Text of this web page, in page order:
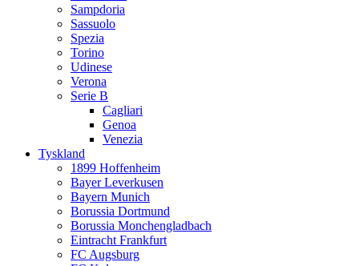
Sampdoria
Sassuolo
Spezia
Torino
Udinese
Verona
Serie B
Cagliari
Genoa
Venezia
Tyskland
1899 Hoffenheim
Bayer Leverkusen
Bayern Munich
Borussia Dortmund
Borussia Monchengladbach
Eintracht Frankfurt
FC Augsburg